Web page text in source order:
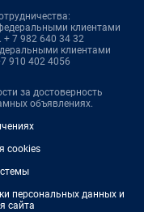
клиентами
+ 7 982 640 34 32
клиентами
910 402 4056
за достоверность
объявлениях.
cookies
персональных данных и
сайта